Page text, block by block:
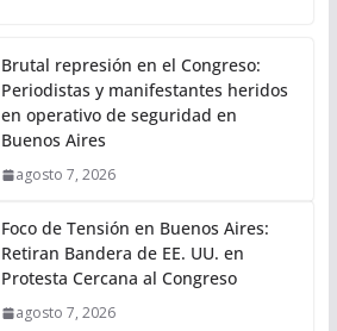
Brutal represión en el Congreso:
Periodistas y manifestantes heridos
en operativo de seguridad en
Buenos Aires
agosto 7, 2026
Foco de Tensión en Buenos Aires:
Retiran Bandera de EE. UU. en
Protesta Cercana al Congreso
agosto 7, 2026